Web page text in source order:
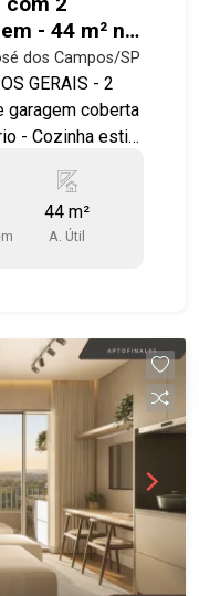
- 44 m² no
dos Campos/SP
GERAIS - 2
garagem coberta
- Cozinha estilo
- Espaço
-
- Piscina -
conta com
de serviços
regiões
44 m²
A. Útil